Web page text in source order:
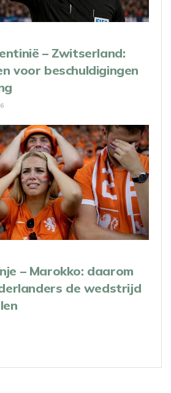
– Zwitserland:
voor beschuldigingen
– Marokko: daarom
de wedstrijd